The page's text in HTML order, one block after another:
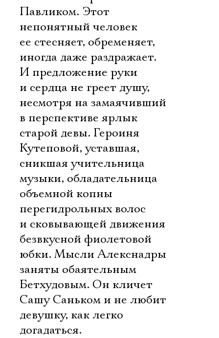
Павликом. Этот
непонятный человек
ее стесняет, обременяет,
иногда даже раздражает.
И предложение руки
и сердца не греет душу,
несмотря на замаячивший
в перспективе ярлык
старой девы. Героиня
Кутеповой, уставшая,
сникшая учительница
музыки, обладательница
объемной копны
перегидрольных волос
и сковывающей движения
безвкусной фиолетовой
юбки. Мысли Алекснадры
заняты обаятельным
Бетхудовым. Он кличет
Сашу Саньком и не любит
девушку, как легко
догадаться.